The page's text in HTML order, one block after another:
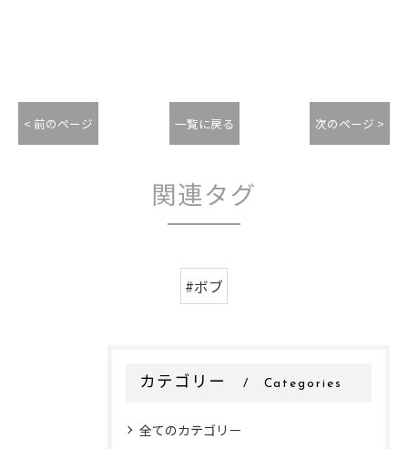
< 前のページ 一覧に戻る 次のページ >
関連タグ
#ボブ
カテゴリー Categories
全てのカテゴリー